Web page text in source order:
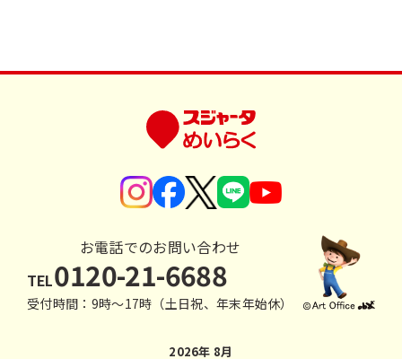
お電話でのお問い合わせ
TEL0120-21-6688
受付時間：9時〜17時（土日祝、年末年始休）
2026年 8月